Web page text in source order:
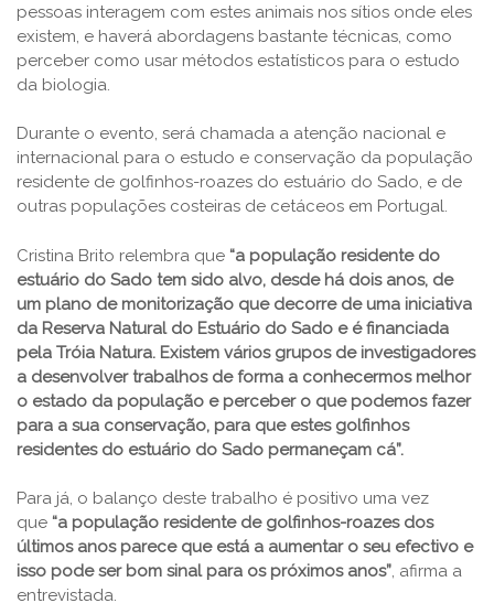
pessoas interagem com estes animais nos sítios onde eles
existem, e haverá abordagens bastante técnicas, como
perceber como usar métodos estatísticos para o estudo
da biologia.
Durante o evento, será chamada a atenção nacional e
internacional para o estudo e conservação da população
residente de golfinhos-roazes do estuário do Sado, e de
outras populações costeiras de cetáceos em Portugal.
Cristina Brito relembra que “a população residente do
estuário do Sado tem sido alvo, desde há dois anos, de
um plano de monitorização que decorre de uma iniciativa
da Reserva Natural do Estuário do Sado e é financiada
pela Tróia Natura. Existem vários grupos de investigadores
a desenvolver trabalhos de forma a conhecermos melhor
o estado da população e perceber o que podemos fazer
para a sua conservação, para que estes golfinhos
residentes do estuário do Sado permaneçam cá”.
Para já, o balanço deste trabalho é positivo uma vez
que “a população residente de golfinhos-roazes dos
últimos anos parece que está a aumentar o seu efectivo e
isso pode ser bom sinal para os próximos anos”, afirma a
entrevistada.